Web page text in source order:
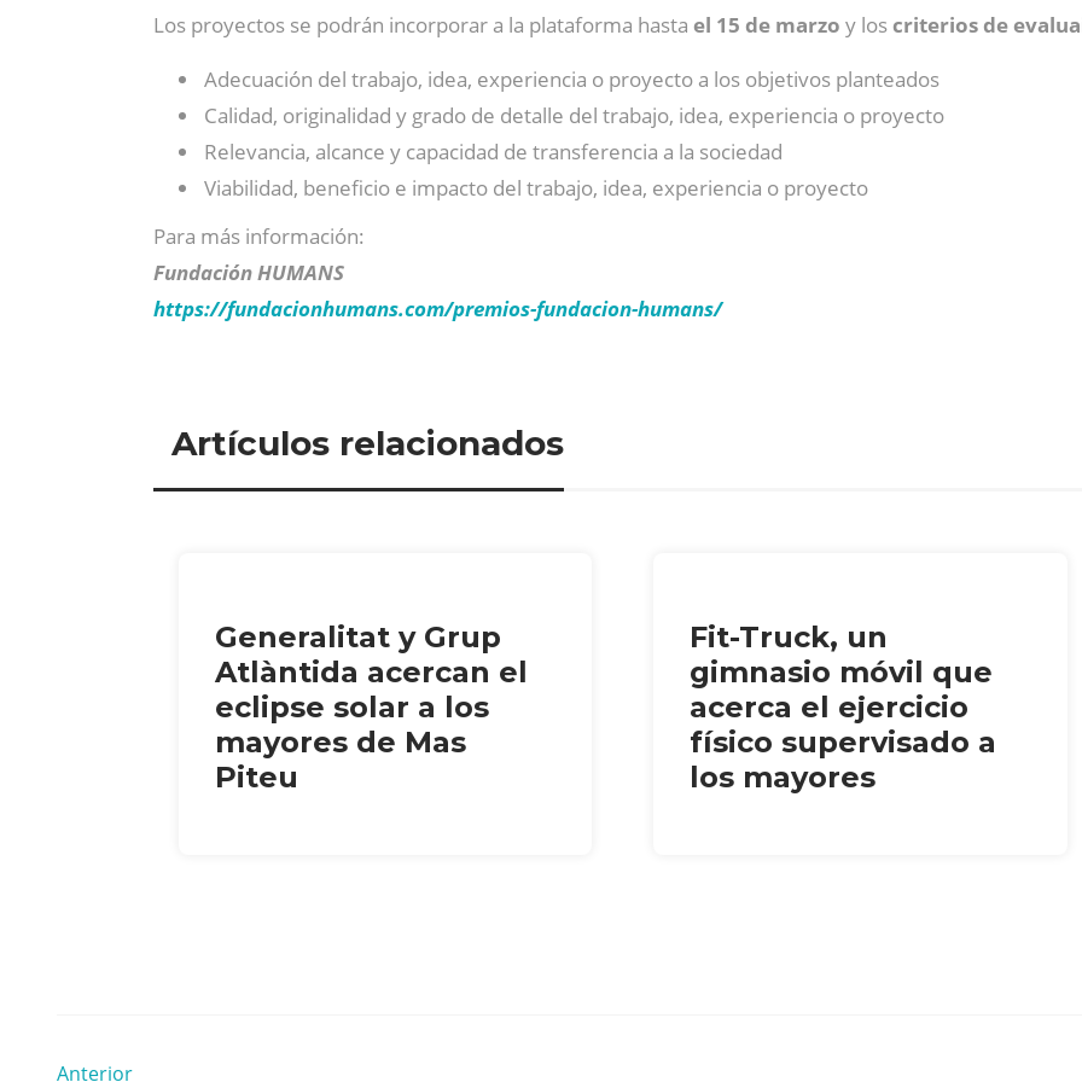
Los proyectos se podrán incorporar a la plataforma hasta el 15 de marzo y loscriterios de
Adecuación del trabajo, idea, experiencia o proyecto a los objetivos planteados
Calidad, originalidad y grado de detalle del trabajo, idea, experiencia o proyecto
Relevancia, alcance y capacidad de transferencia a la sociedad
Viabilidad, beneficio e impacto del trabajo, idea, experiencia o proyecto
Para más información:
Fundación HUMANS
https://fundacionhumans.com/premios-fundacion-humans/
Artículos relacionados
Generalitat y Grup
Atlàntida acercan el
eclipse solar a los
mayores de Mas
Piteu
Fit-Truck, un
gimnasio móvil que
acerca el ejercicio
físico supervisado a
los mayores
Anterior